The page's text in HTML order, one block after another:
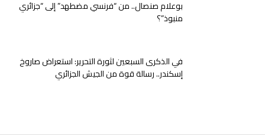
بوعلام صنصال.. من “فرنسي مضطهد” إلى “جزائري
منبوذ”؟
في الذكرى السبعين لثورة التحرير: استعراض صاروخ
إسكندر.. رسالة قوة من الجيش الجزائري